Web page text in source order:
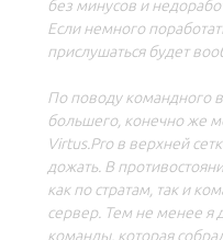
без минусов и
Если немного
прислушаться будет
По поводу командного
большего, конечно же
Virtus.Pro в верхней
дожать. В
как по стратам, так и
сервер. Тем не менее я
команды, которая